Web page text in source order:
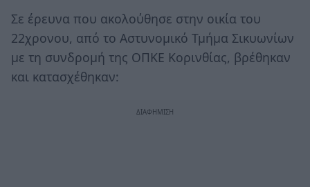
Σε έρευνα που ακολούθησε στην οικία του
22χρονου, από το Αστυνομικό Τμήμα Σικυωνίων
με τη συνδρομή της ΟΠΚΕ Κορινθίας, βρέθηκαν
και κατασχέθηκαν: